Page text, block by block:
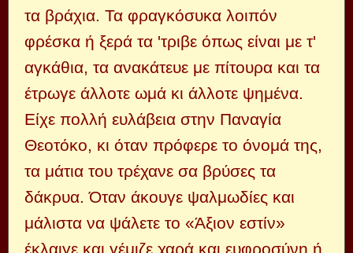
τα βράχια. Τα φραγκόσυκα λοιπόν
φρέσκα ή ξερά τα 'τριβε όπως είναι με τ'
αγκάθια, τα ανακάτευε με πίτουρα και τα
έτρωγε άλλοτε ωμά κι άλλοτε ψημένα.
Είχε πολλή ευλάβεια στην Παναγία
Θεοτόκο, κι όταν πρόφερε το όνομά της,
τα μάτια του τρέχανε σα βρύσες τα
δάκρυα. Όταν άκουγε ψαλμωδίες και
μάλιστα να ψάλετε το «Άξιον εστίν»
έκλαιγε και γέμιζε χαρά και ευφροσύνη ή